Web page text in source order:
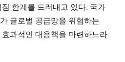
한계를 드러내고 있다. 국가
글로벌 공급망을 위협하는
과적인 대응책을 마련하느라